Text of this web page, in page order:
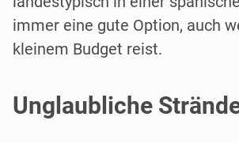
immer eine gute Option, auch
kleinem Budget reist.
Unglaubliche